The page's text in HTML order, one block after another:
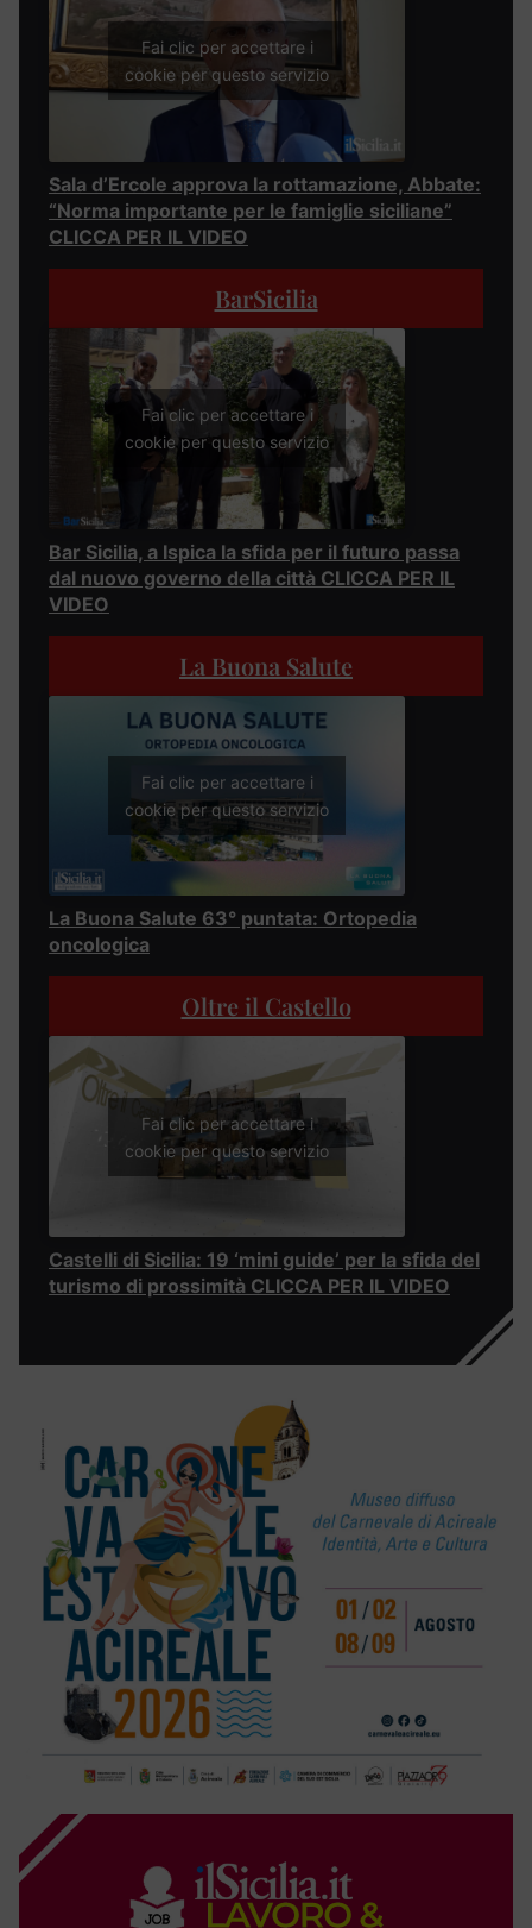
Fai clic per accettare i
cookie per questo servizio
Sala d’Ercole approva la rottamazione, Abbate:
“Norma importante per le famiglie siciliane”
CLICCA PER IL VIDEO
BarSicilia
Fai clic per accettare i
cookie per questo servizio
Bar Sicilia, a Ispica la sfida per il futuro passa
dal nuovo governo della città CLICCA PER IL
VIDEO
La Buona Salute
Fai clic per accettare i
cookie per questo servizio
La Buona Salute 63° puntata: Ortopedia
oncologica
Oltre il Castello
Fai clic per accettare i
cookie per questo servizio
Castelli di Sicilia: 19 ‘mini guide’ per la sfida del
turismo di prossimità CLICCA PER IL VIDEO